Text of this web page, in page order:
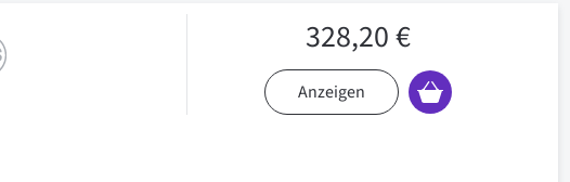
328,20 €
Anzeigen